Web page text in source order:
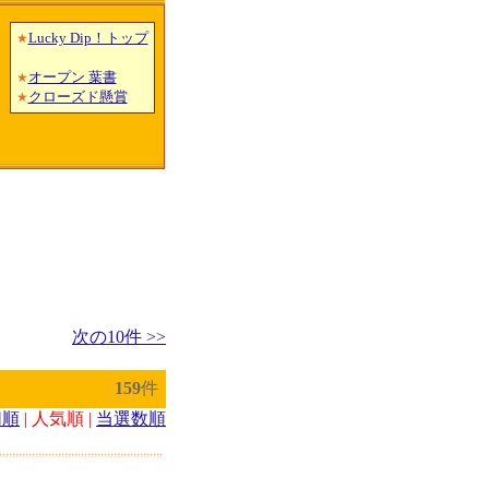
★Lucky Dip！トップ
★オープン 葉書
★クローズド懸賞
次の10件 >>
159件
| 人気順 | 当選数順